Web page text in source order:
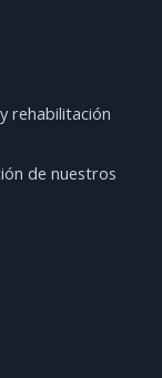
rehabilitación
de nuestros